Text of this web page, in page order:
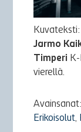
Jarmo
Timperi
vierellä.
Erikoisolut,